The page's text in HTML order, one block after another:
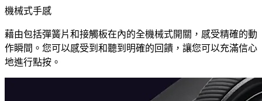
機械式手感
藉由包括彈簧片和接觸板在內的全機械式開關，感受精確的動
作瞬間。您可以感受到和聽到明確的回饋，讓您可以充滿信心
地進行點按。